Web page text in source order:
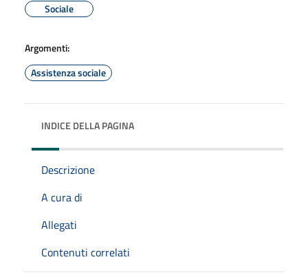
Sociale
Argomenti:
Assistenza sociale
INDICE DELLA PAGINA
Descrizione
A cura di
Allegati
Contenuti correlati